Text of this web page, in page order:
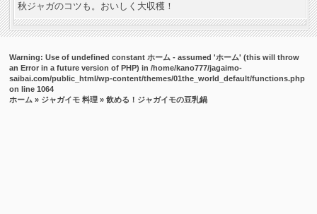
秋ジャガのコツも。おいしく大収穫！
Warning: Use of undefined constant ホーム - assumed 'ホーム' (this will throw
an Error in a future version of PHP) in/home/kano777/jagaimo-
saibai.com/public_html/wp-content/themes/01the_world_default/functions.php
on line1064
ホーム » ジャガイモ 料理 » 飲める！ジャガイモの豆乳鍋